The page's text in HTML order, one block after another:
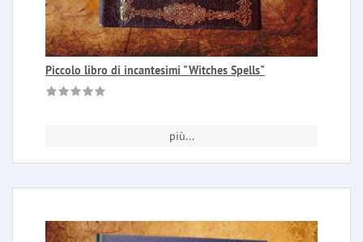
Piccolo libro di incantesimi "Witches Spells"
più...